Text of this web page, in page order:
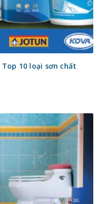
10 loại sơn chất